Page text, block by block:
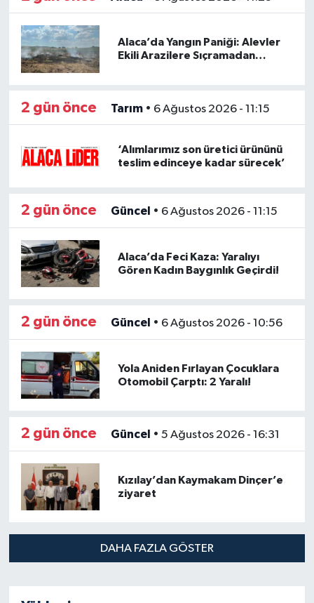
Alaca’da Yangın Paniği: Alevler
Ekili Arazilere Sıçramadan
2 gün önce Tarım• 6 Ağustos 2026 - 11:15
‘Alımlarımız son üretici ürününü
teslim edinceye kadar sürecek’
2 gün önce Güncel • 6 Ağustos 2026 - 11:15
Alaca’da Feci Kaza: Yaralıyı
Gören Kadın Baygınlık Geçirdi!
2 gün önce Güncel • 6 Ağustos 2026 - 10:56
Yola Aniden Fırlayan Çocuklara
Otomobil Çarptı: 2 Yaralı!
2 gün önce Güncel • 5 Ağustos 2026 - 16:31
Kızılay’dan Kaymakam Dinçer’e
ziyaret
DAHA FAZLA GÖSTER